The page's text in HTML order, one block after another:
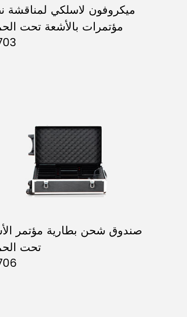
ميكروفون لاسلكي لمناقشة
مؤتمرات بالأشعة تحت
صندوق شحن بطارية مؤتمر
تحت